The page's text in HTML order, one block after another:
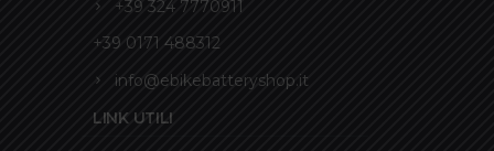
+39 324 7770911
+39 0171 488312
info@ebikebatteryshop.it
LINK UTILI